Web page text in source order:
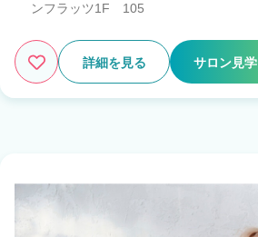
ンフラッツ1F 105
詳細を見る サロン見学